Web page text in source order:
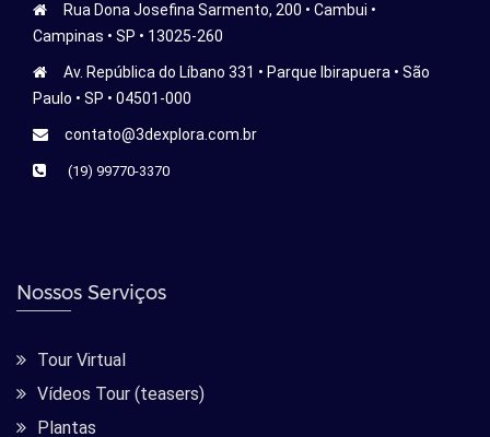
Rua Dona Josefina Sarmento, 200 • Cambui •
Campinas • SP • 13025-260
Av. República do Líbano 331 • Parque Ibirapuera • São
Paulo • SP • 04501-000
contato@3dexplora.com.br
(19) 99770-3370
Nossos Serviços
Tour Virtual
Vídeos Tour (teasers)
Plantas